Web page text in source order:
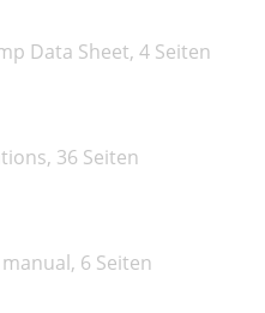
Data Sheet, 4 Seiten
36 Seiten
6 Seiten